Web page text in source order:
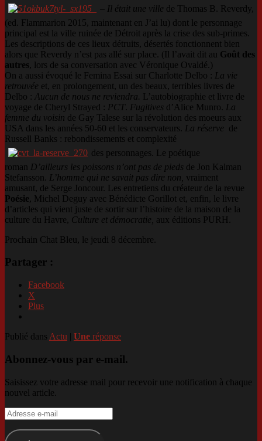
– Il était une ville de Thomas B. Reverdy,
(ed. Flammarion 2015, maintenant en J’ai lu) dont le personnage
principal est la ville ruinée de Détroit après la crise des sub-primes.
Les descriptions de ces lieux détruits, désertés fonctionnent bien
alors que Reverdy n’est pas allé sur place. (Il l’avait dit au Goût des
autres, lors de sa conversation avec Véronique Ovaldé.)
On a aussi évoqué le Femina Essai sur Charlotte Delbo : La vie
retrouvée et, en prolongement, un des beaux, terribles livres de
Delbo : Aucun de nous ne reviendra. L’autobiographie et livre de
voyage de Cheryl Strayed : PCT Fugitives d’Alice Munro.
La
femme du voisin de Gay Talese sur la révolution des moeurs aux
USA dans les années 50-60 et les conservateurs.
La réserve de
Russell Banks : rebondissements et complexité
des personnages. Le poétique
roman D’ailleurs les poissons n’ont pas de pieds de Jon Kalman
Stefansson.
L’homme qui ne savait pas dire non, vraiment
amusant, de Serge Joncour. Les entretiens du créateur de la revue
Poésie, Michel Deguy avec Bénédicte Gorillot et, enfin, le livre
d’articles qui vient juste de sortir sur l’histoire de la maison de la
culture du Havre, Culture et démocratie, aux éditions PURH.
Prochain Chat Bleu, le jeudi 8 décembre.
Partager :
Facebook
X
Plus
Publié dans Actu | Une réponse
Abonnez-vous par e-mail.
Saisissez votre adresse mail pour recevoir une notification à chaque
nouvel article.
Adresse
e-
mail